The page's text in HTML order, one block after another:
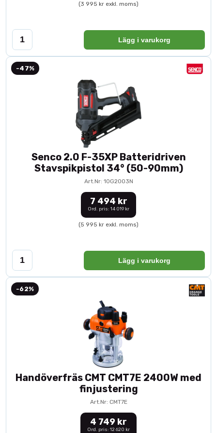
(3 995 kr exkl. moms)
Lägg i varukorg
-47%
Senco 2.0 F-35XP Batteridriven
Stavspikpistol 34° (50-90mm)
Art.Nr: 10G2003N
7 494 kr
Ord. pris: 14 019 kr
(5 995 kr exkl. moms)
Lägg i varukorg
-62%
Handöverfräs CMT CMT7E 2400W med
finjustering
Art.Nr: CMT7E
4 749 kr
Ord. pris: 12 620 kr